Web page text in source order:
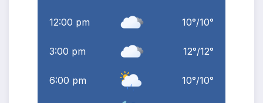
12:00 pm 10°/10°
3:00 pm 12°/12°
6:00 pm 10°/10°